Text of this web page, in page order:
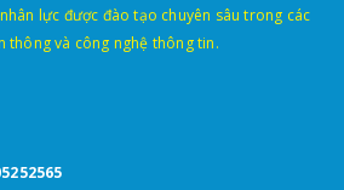
lực được đào tạo chuyên sâu trong các
thông và công nghệ thông tin.